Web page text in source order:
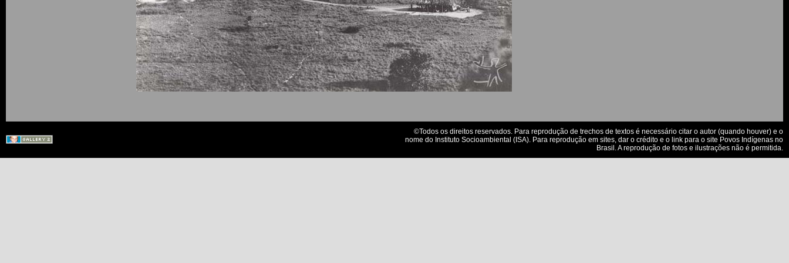
©Todos os direitos reservados. Para reprodução de trechos de textos é necessário citar o autor (quando houver) e o
nome do Instituto Socioambiental (ISA). Para reprodução em sites, dar o crédito e o link para o site Povos Indígenas no
Brasil. A reprodução de fotos e ilustrações não é permitida.